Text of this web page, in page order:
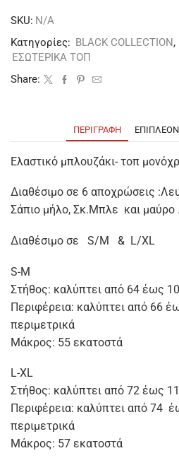
SKU: N/A
Κατηγορίες: BLACK COLLECTION,
ΕΣΩΤΕΡΙΚΑ ΤΟΠ
Share:
ΠΕΡΙΓΡΑΦΉ
Ελαστικό μπλουζάκι- τοπ
Διαθέσιμο σε 6 αποχρώσεις
Σάπιο μήλο, Σκ.Μπλε και μαύρο .
Διαθέσιμο σε S/M & L/XL
S-M
Στήθος: καλύπτει από 64 έως
Περιφέρεια: καλύπτει από 66
περιμετρικά
Μάκρος: 55 εκατοστά
L-XL
Στήθος: καλύπτει από 72 έως
Περιφέρεια: καλύπτει από 74
περιμετρικά
Μάκρος: 57 εκατοστά